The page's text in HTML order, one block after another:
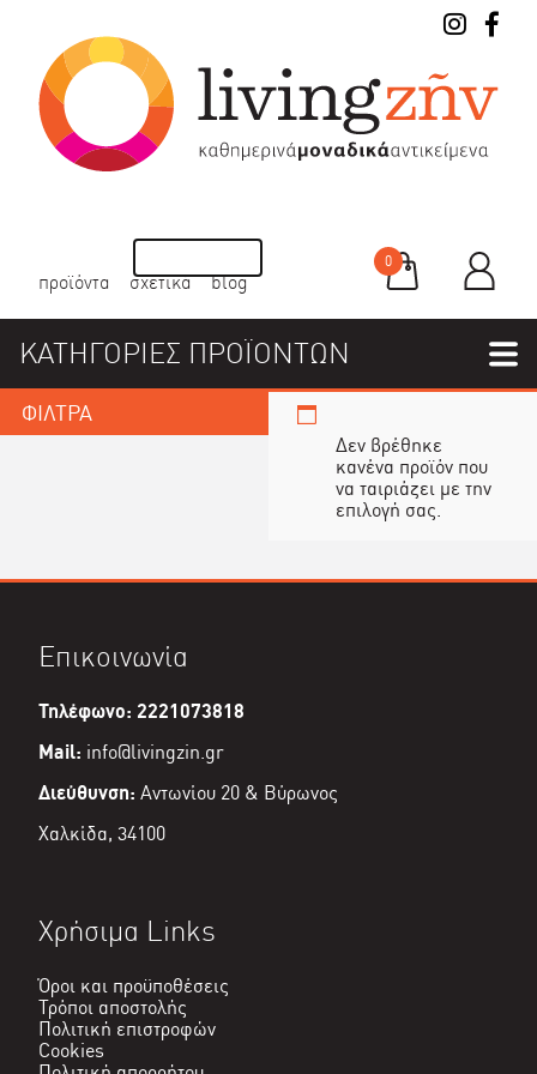
προϊόντα σχετικά blog
0
ΚΑΤΗΓΟΡΙΕΣ ΠΡΟΪΟΝΤΩΝ
ΦΙΛΤΡΑ
Δεν βρέθηκε
κανένα προϊόν που
να ταιριάζει με την
επιλογή σας.
Επικοινωνία
Τηλέφωνο: 2221073818
Mail: info@livingzin.gr
Διεύθυνση: Αντωνίου 20 & Βύρωνος
Χαλκίδα, 34100
Χρήσιμα Links
Όροι και προϋποθέσεις
Τρόποι αποστολής
Πολιτική επιστροφών
Cookies